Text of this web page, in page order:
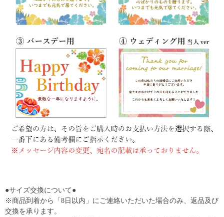
●サイズ交換について●
※商品到着から「8日以内」にご連絡いただいた場合のみ、返品及び
交換を承ります。